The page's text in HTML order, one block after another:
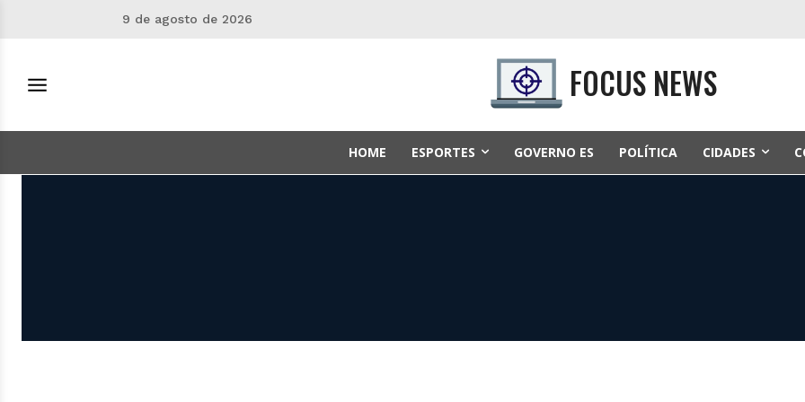
9 de agosto de 2026
FOCUS NEWS
HOME ESPORTES GOVERNO ES POLÍTICA CIDADES